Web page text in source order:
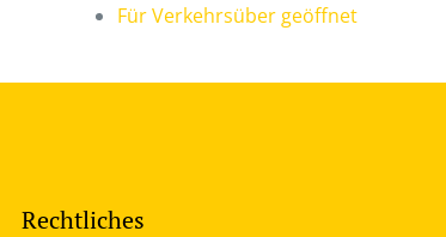
Für Verkehrsüber geöffnet
Rechtliches